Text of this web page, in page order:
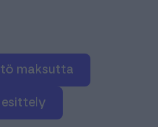
maksutta
esittely